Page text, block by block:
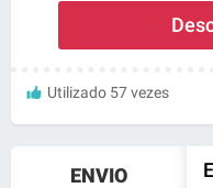
Utilizado 57 vezes
ENVIO